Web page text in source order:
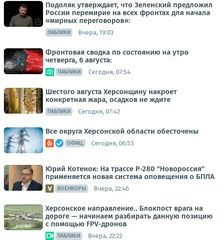
Подоляк утверждает, что Зеленский предложил
России перемирие на всех фронтах для начала
«мирных переговоров»:
ПАБЛИКИ Вчера, 19:03
Фронтовая сводка по состоянию на утро
четверга, 6 августа:
ПАБЛИКИ Сегодня, 07:54
Шестого августа Херсонщину накроет
конкретная жара, осадков не ждите
ПАБЛИКИ Сегодня, 07:42
Все округа Херсонской области обесточены
ОФИЦ. Сегодня, 06:53
Юрий Котенок: На трассе Р-280 "Новороссия"
применяется новая система оповещения о БПЛА
ВОЕНКОРЫ Вчера, 22:46
Херсонское направление.. Блокпост врага на
дороге — начинаем разбирать данную позицию
с помощью FPV-дронов
ПАБЛИКИ Вчера, 22:22